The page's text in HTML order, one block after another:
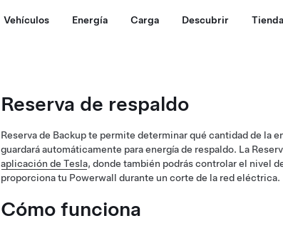
Vehículos Energía Carga Descubrir Tienda
Reserva de respaldo​
Reserva de Backup te permite determinar qué cantidad de la
guardará automáticamente para energía de respaldo. La
aplicación de Tesla, donde también podrás controlar el nivel
proporciona tu Powerwall durante un corte de la red eléctrica.
Cómo funciona